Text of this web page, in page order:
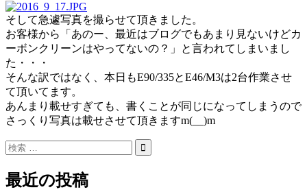
そして急遽写真を撮らせて頂きました。
お客様から「あのー、最近はブログでもあまり見ないけどカ
ーボンクリーンはやってないの？」と言われてしまいまし
た・・・
そんな訳ではなく、本日もE90/335とE46/M3は2台作業させ
て頂いてます。
あんまり載せすぎても、書くことが同じになってしまうので
さっくり写真は載せさせて頂きますm(__)m
最近の投稿